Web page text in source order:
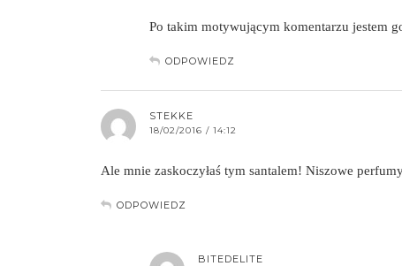
Po takim motywującym komentarzu jestem
ODPOWIEDZ
STEKKE
18/02/2016 / 14:12
Ale mnie zaskoczyłaś tym santalem! Niszowe
ODPOWIEDZ
BITEDELITE